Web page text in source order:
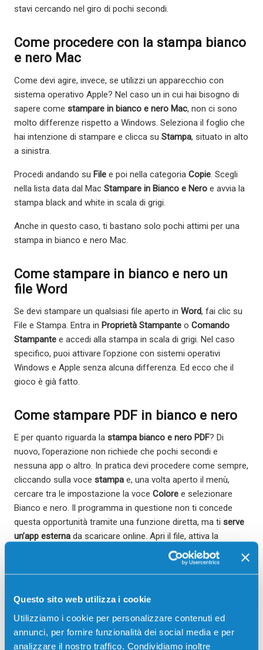
Questo sito web utilizza i cookie
Utilizziamo i cookie per personalizzare contenuti ed
annunci, per fornire funzionalità dei social media e per
analizzare il nostro traffico. Condividiamo inoltre
stavi cercando nel giro di pochi secondi.
Come procedere con la stampa bianco
e nero Mac
Come devi agire, invece, se utilizzi un apparecchio con
sistema operativo Apple? Nel caso un in cui hai bisogno di
sapere come stampare in bianco e nero Mac, non ci sono
molto differenze rispetto a Windows. Seleziona il foglio che
hai intenzione di stampare e clicca su Stampa, situato in alto
a sinistra.
Procedi andando su File e poi nella categoria Copie . Scegli
nella lista data dal Mac Stampare in Bianco e Nero e avvia la
stampa black and white in scala di grigi.
Anche in questo caso, ti bastano solo pochi attimi per una
stampa in bianco e nero Mac.
Come stampare in bianco e nero un
file Word
Se devi stampare un qualsiasi file aperto in Word, fai clic su
File e Stampa. Entra in Proprietà Stampante o Comando
Stampante e accedi alla stampa in scala di grigi. Nel caso
specifico, puoi attivare l’opzione con sistemi operativi
Windows e Apple senza alcuna differenza. Ed ecco che il
gioco è già fatto.
Come stampare PDF in bianco e nero
E per quanto riguarda la stampa bianco e nero PDF? Di
nuovo, l’operazione non richiede che pochi secondi e
nessuna app o altro. In pratica devi procedere come sempre,
cliccando sulla voce stampa e, una volta aperto il menù,
cercare tra le impostazione la voce Colore e selezionare
Bianco e nero. Il programma in questione non ti concede
questa opportunità tramite una funzione diretta, ma ti serve
un’app esterna da scaricare online. Apri il file, attiva la
stampa e scegli la modalità monocromatica.
Google Chrome
Se, invece, vuoi effettuare la stampa bianco nero dal tuo
browser Google Chrome, e quindi per unapagina web , fai clic